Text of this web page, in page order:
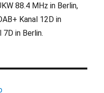
88.4 MHz in Berlin,
Kanal 12D in
7D in Berlin.